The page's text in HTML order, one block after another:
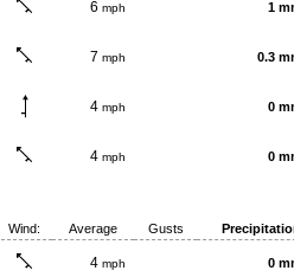
6 mph 1
7 mph 0.3
4 mph 0
4 mph 0
Wind: Average Gusts
4 mph 0